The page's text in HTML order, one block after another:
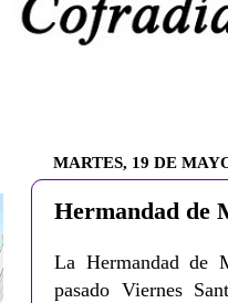
MARTES, 19 DE
Hermandad de
La Hermandad de
pasado Viernes